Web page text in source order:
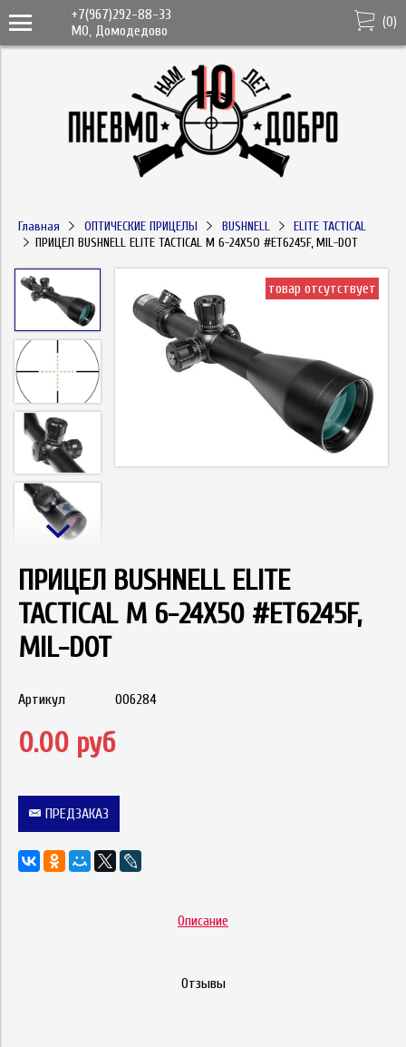
+7(967)292-88-33
МО, Домодедово
(0)
Главная ОПТИЧЕСКИЕ ПРИЦЕЛЫ BUSHNELL
ELITE TACTICAL
ПРИЦЕЛ BUSHNELL ELITE TACTICAL M 6-24X50 #ET6245F, MIL-DOT
товар отсутствует
ПРИЦЕЛ BUSHNELL ELITE
TACTICAL M 6-24X50 #ET6245F,
MIL-DOT
Артикул 006284
0.00 руб
ПРЕДЗАКАЗ
Описание
Отзывы